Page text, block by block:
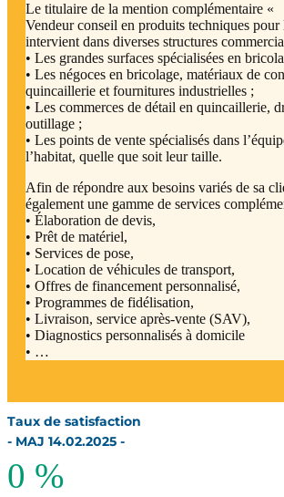
Le titulaire de la mention complémentaire «
Vendeur conseil en produits techniques pour
intervient dans diverses structures
• Les grandes surfaces spécialisées en
• Les négoces en bricolage, matériaux de
quincaillerie et fournitures industrielles ;
• Les commerces de détail en quincaillerie,
outillage ;
• Les points de vente spécialisés dans
l’habitat, quelle que soit leur taille.
Afin de répondre aux besoins variés de sa
également une gamme de services
• Élaboration de devis,
• Prêt de matériel,
• Services de pose,
• Location de véhicules de transport,
• Offres de financement personnalisé,
• Programmes de fidélisation,
• Livraison, service après-vente (SAV),
• Diagnostics personnalisés à domicile
• …
Taux de satisfaction
- MAJ 14.02.2025 -
0 %